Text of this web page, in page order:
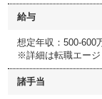
給与
想定年収：500-600
※詳細は転職エージ
諸手当